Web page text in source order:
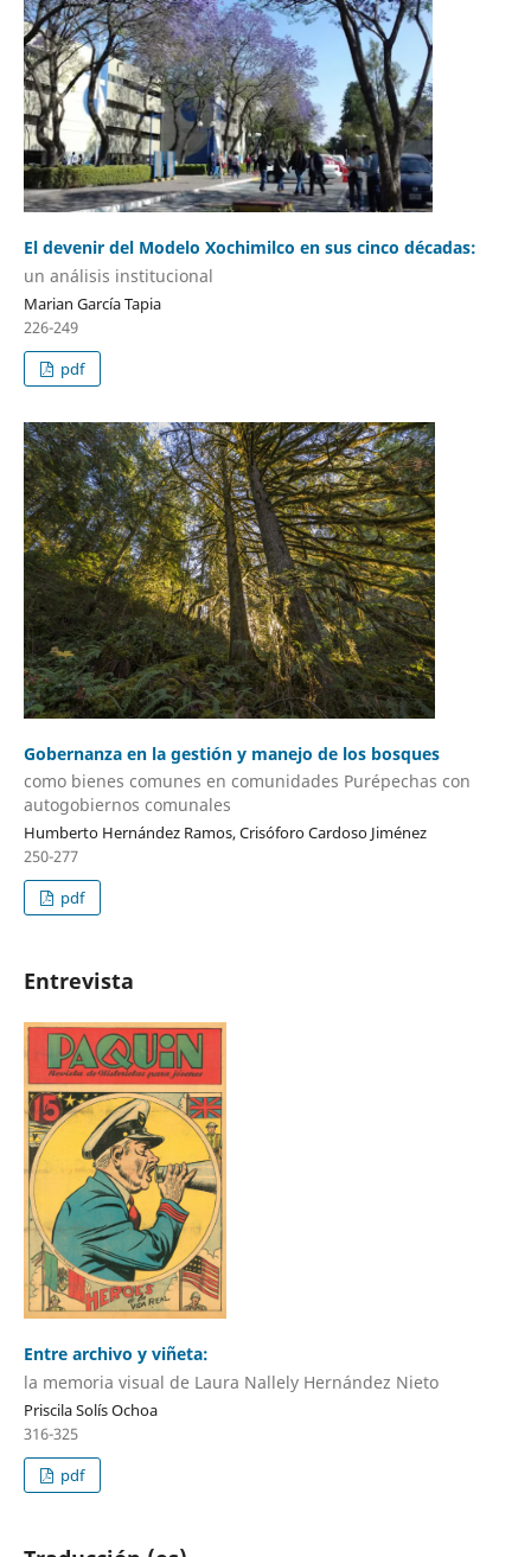
El devenir del Modelo Xochimilco en sus cinco décadas:
un análisis institucional
Marian García Tapia
226-249
pdf
Gobernanza en la gestión y manejo de los bosques
como bienes comunes en comunidades Purépechas con
autogobiernos comunales
Humberto Hernández Ramos, Crisóforo Cardoso Jiménez
250-277
pdf
Entrevista
Entre archivo y viñeta:
la memoria visual de Laura Nallely Hernández Nieto
Priscila Solís Ochoa
316-325
pdf